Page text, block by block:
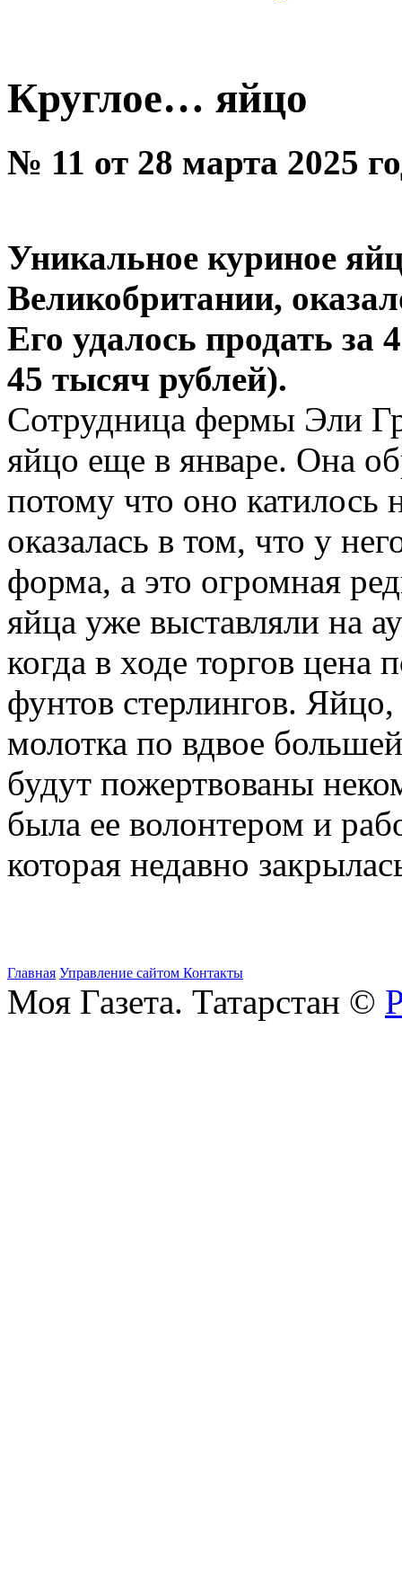
Круглое… яйцо
№ 11 от 28 марта 2025
Уникальное куриное
Великобритании,
Его удалось продать за
45 тысяч рублей).
Сотрудница фермы Эли
яйцо еще в январе. Она
потому что оно катилось
оказалась в том, что у
форма, а это огромная
яйца уже выставляли на
когда в ходе торгов цена
фунтов стерлингов.
молотка по вдвое
будут пожертвованы
была ее волонтером и
которая недавно
Главная Управление сайтом Контакты
Моя Газета. Татарстан ©